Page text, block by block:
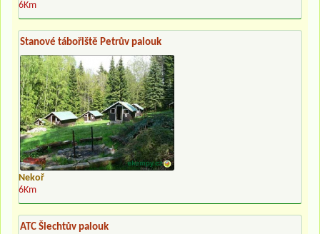
6Km
Stanové tábořiště Petrův palouk
Nekoř
6Km
ATC Šlechtův palouk